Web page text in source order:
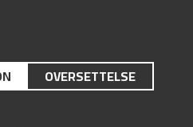
OVERSETTELSE